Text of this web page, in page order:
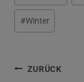
#Winter
ZURÜCK